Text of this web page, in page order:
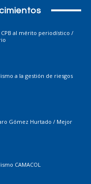
al mérito periodístico /
a la gestión de riesgos
Gómez Hurtado / Mejor
CAMACOL